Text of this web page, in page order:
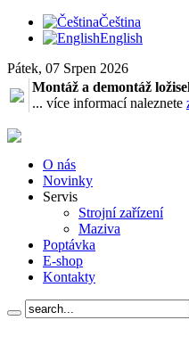
Čeština
English
Pátek, 07 Srpen 2026
Montáž a demontáž
... více informací naleznete
O nás
Novinky
Servis
Strojní zařízení
Maziva
Poptávka
E-shop
Kontakty